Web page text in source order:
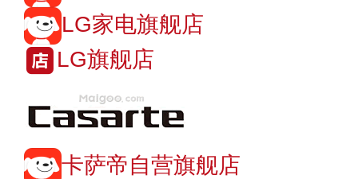
LG家电旗舰店
LG旗舰店
卡萨帝自营旗舰店